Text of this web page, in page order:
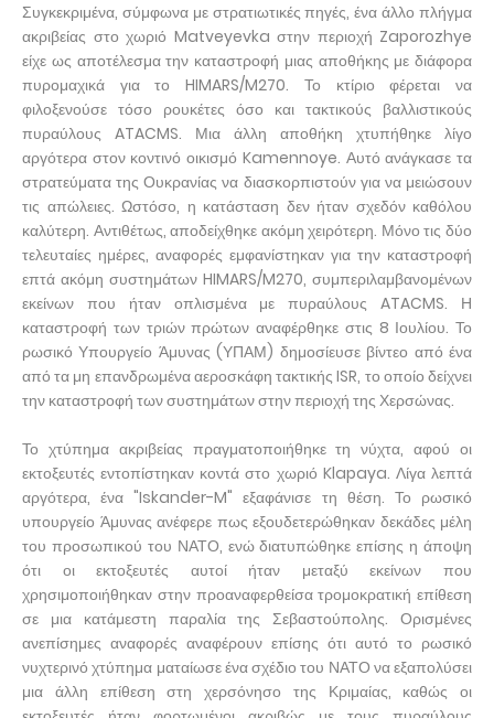
Συγκεκριμένα, σύμφωνα με στρατιωτικές πηγές, ένα άλλο πλήγμα
ακριβείας στο χωριό Matveyevka στην περιοχή Zaporozhye
είχε ως αποτέλεσμα την καταστροφή μιας αποθήκης με διάφορα
πυρομαχικά για το HIMARS/M270. Το κτίριο φέρεται να
φιλοξενούσε τόσο ρουκέτες όσο και τακτικούς βαλλιστικούς
πυραύλους ATACMS. Μια άλλη αποθήκη χτυπήθηκε λίγο
αργότερα στον κοντινό οικισμό Kamennoye. Αυτό ανάγκασε τα
στρατεύματα της Ουκρανίας να διασκορπιστούν για να μειώσουν
τις απώλειες. Ωστόσο, η κατάσταση δεν ήταν σχεδόν καθόλου
καλύτερη. Αντιθέτως, αποδείχθηκε ακόμη χειρότερη. Μόνο τις δύο
τελευταίες ημέρες, αναφορές εμφανίστηκαν για την καταστροφή
επτά ακόμη συστημάτων HIMARS/M270, συμπεριλαμβανομένων
εκείνων που ήταν οπλισμένα με πυραύλους ATACMS. Η
καταστροφή των τριών πρώτων αναφέρθηκε στις 8 Ιουλίου. Το
ρωσικό Υπουργείο Άμυνας (ΥΠΑΜ) δημοσίευσε βίντεο από ένα
από τα μη επανδρωμένα αεροσκάφη τακτικής ISR, το οποίο δείχνει
την καταστροφή των συστημάτων στην περιοχή της Χερσώνας.
Το χτύπημα ακριβείας πραγματοποιήθηκε τη νύχτα, αφού οι
εκτοξευτές εντοπίστηκαν κοντά στο χωριό Klapaya. Λίγα λεπτά
αργότερα, ένα "Iskander-M" εξαφάνισε τη θέση. Το ρωσικό
υπουργείο Άμυνας ανέφερε πως εξουδετερώθηκαν δεκάδες μέλη
του προσωπικού του ΝΑΤΟ, ενώ διατυπώθηκε επίσης η άποψη
ότι οι εκτοξευτές αυτοί ήταν μεταξύ εκείνων που
χρησιμοποιήθηκαν στην προαναφερθείσα τρομοκρατική επίθεση
σε μια κατάμεστη παραλία της Σεβαστούπολης. Ορισμένες
ανεπίσημες αναφορές αναφέρουν επίσης ότι αυτό το ρωσικό
νυχτερινό χτύπημα ματαίωσε ένα σχέδιο του ΝΑΤΟ να εξαπολύσει
μια άλλη επίθεση στη χερσόνησο της Κριμαίας, καθώς οι